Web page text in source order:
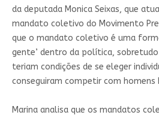
da deputada Monica Seixas, que
mandato coletivo do Movimento
que o mandato coletivo é uma
gente’ dentro da política,
teriam condições de se eleger
conseguiram competir com homens
Marina analisa que os mandatos